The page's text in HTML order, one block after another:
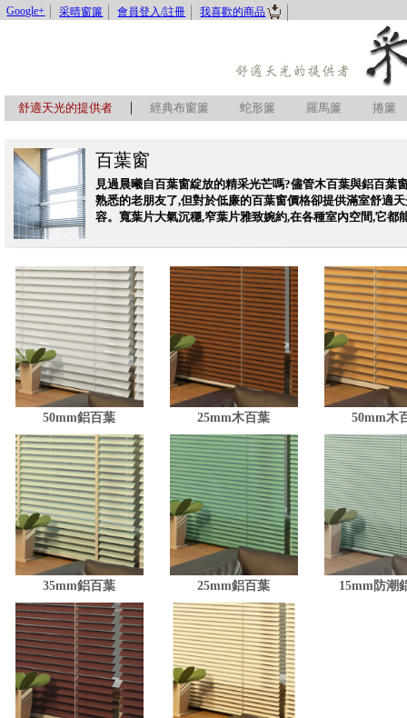
Google+ 采晴窗簾 會員登入/註冊 我喜歡的商品
舒適天光的提供者 | 經典布窗簾 蛇形簾 羅馬簾 捲簾
百葉窗
見過晨曦自百葉窗綻放的精采光芒嗎?儘管木百葉與鋁百葉
熟悉的老朋友了,但對於低廉的百葉窗價格卻提供滿室舒適
容。寬葉片大氣沉穩,窄葉片雅致婉約,在各種室內空間,它都
50mm鋁百葉 25mm木百葉 50mm木
35mm鋁百葉 25mm鋁百葉 15mm防潮